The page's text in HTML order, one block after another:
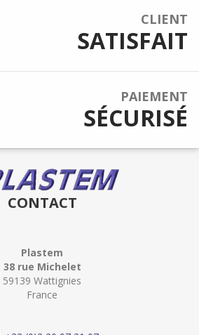
CLIENT
SATISFAIT
PAIEMENT
SÉCURISÉ
CONTACT
Plastem
38 rue Michelet
59139 Wattignies
France